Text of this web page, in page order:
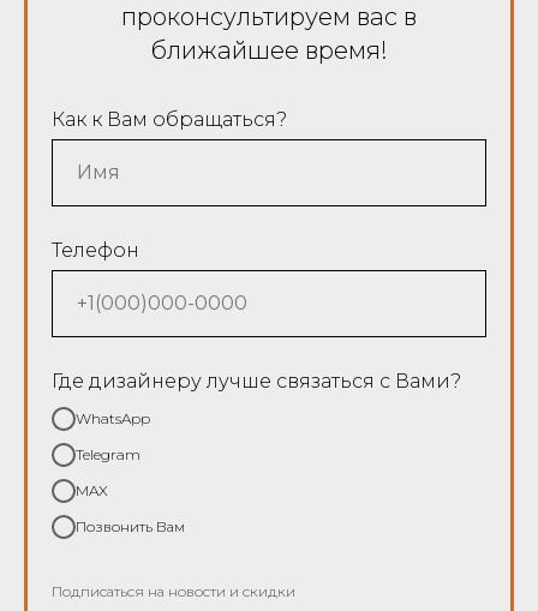
проконсультируем вас в
ближайшее время!
Как к Вам обращаться?
Телефон
Где дизайнеру лучше связаться с Вами?
WhatsApp
Telegram
MAX
Позвонить Вам
Подписаться на новости и скидки